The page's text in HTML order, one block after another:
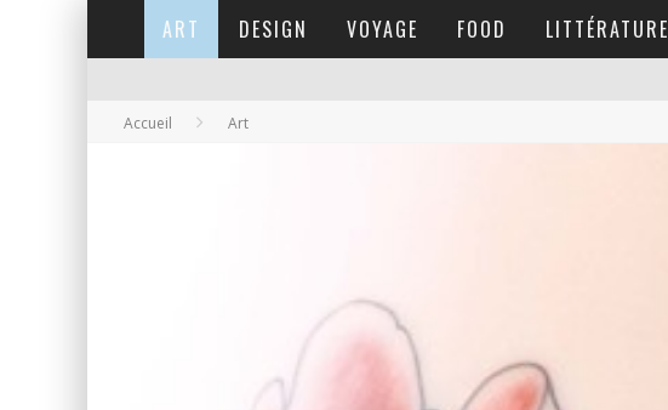
ART DESIGN VOYAGE FOOD LITTÉRATURE
Accueil Art